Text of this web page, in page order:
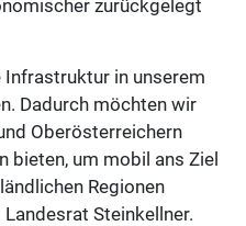
zurückgelegt
in unserem
Dadurch möchten wir
Oberösterreichern
um mobil ans Ziel
Regionen
Steinkellner.